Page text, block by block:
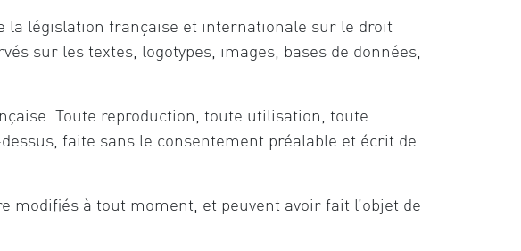
la législation française et internationale sur le droit
sur les textes, logotypes, images, bases de données,
Toute reproduction, toute utilisation, toute
faite sans le consentement préalable et écrit de
modifiés à tout moment, et peuvent avoir fait l’objet de